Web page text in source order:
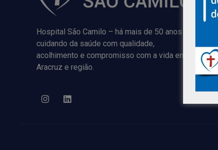
Hospital São Camilo – há mais de 50 anos
cuidando da saúde com qualidade,
acolhimento e compromisso com a vida em
Aracruz e região.